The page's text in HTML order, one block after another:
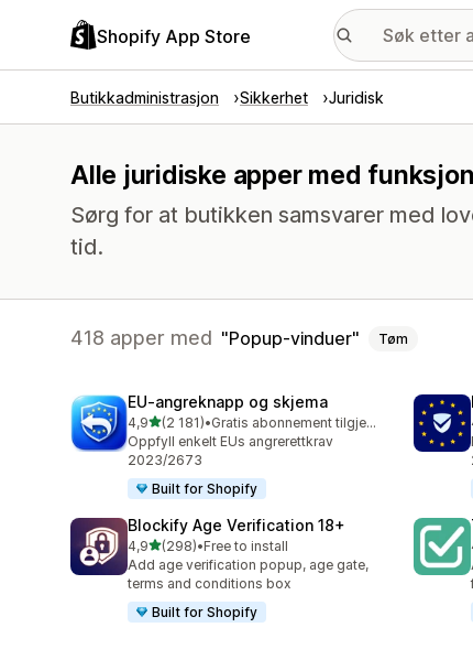
Shopify App Store
Butikkadministrasjon Sikkerhet Juridisk
Alle juridiske apper med
Sørg for at butikken samsvarer med
tid.
418 apper med Popup-vinduer Tøm
EU‑angreknapp og skjema
4,9av 5 stjerner
(2 181)
Totalt 2181 omtaler
•
Gratis abonnement tilgjengelig
Oppfyll enkelt EUs angrerettkrav
2023/2673
Built for Shopify
Blockify Age Verification 18+
4,9av 5 stjerner
(298)
Totalt 298 omtaler
•Free to install
Add age verification popup, age gate,
terms and conditions box
Built for Shopify